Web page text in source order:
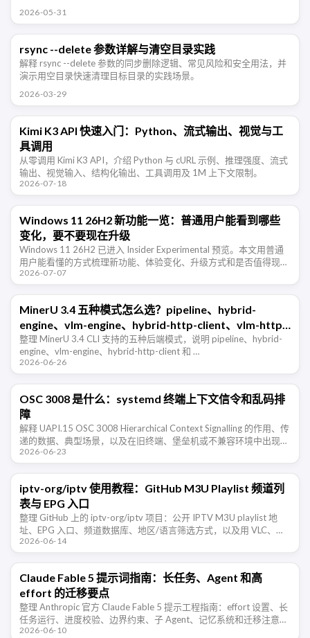
2026-05-31
rsync --delete 参数详解与清空目录实践
解释 rsync --delete 参数的同步删除逻辑、常见风险和安全用法，并
演示用空目录快速清理目标目录的实践场景。
2026-03-29
Kimi K3 API 快速入门：Python、流式输出、视觉与工
具调用
从零调用 Kimi K3 API，介绍 Python 与 cURL 示例、推理强度、流式
输出、视觉输入、结构化输出、工具调用及 1M 上下文限制。
2026-07-18
Windows 11 26H2 新功能一览：普通用户能看到哪些
变化，要不要现在升级
Windows 11 26H2 已进入 Insider Experimental 预览。本文用普通
用户能看懂的方式梳理新功能、体验变化、升级方式和是否值得现在
尝鲜。
2026-07-07
MinerU 3.4 五种模式怎么选？pipeline、hybrid-
engine、vlm-engine、hybrid-http-client、vlm-http-
client 一篇看懂
整理 MinerU 3.4 CLI 支持的五种后端模式，说明 pipeline、hybrid-
engine、vlm-engine、hybrid-http-client 和 …
2026-06-26
OSC 3008 是什么：systemd 终端上下文信令和乱码排
障
解释 UAPI.15 OSC 3008 Hierarchical Context Signalling 的作用、传
递的数据、典型场景，以及在旧终端、堡垒机或不兼容环境中出现乱
码时的排查和禁用方法。
2026-06-23
iptv-org/iptv 使用教程：GitHub M3U Playlist 频道列
表与 EPG 入口
整理 GitHub 上的 iptv-org/iptv 项目：公开 IPTV M3U playlist 地
址、EPG 入口、频道数据库、地区/语言筛选方式，以及用 VLC、
IINA、PotPlayer …
2026-06-14
Claude Fable 5 提示词指南：长任务、Agent 和高
effort 的迁移要点
整理 Anthropic 官方 Claude Fable 5 提示工程指南：effort 设置、长
任务运行、进度校验、边界约束、子 Agent、记忆系统和迁移注意事
项。
2026-06-10